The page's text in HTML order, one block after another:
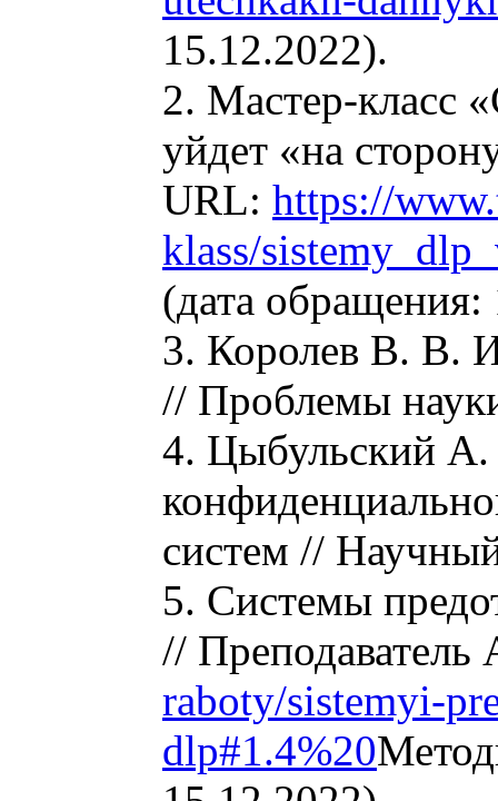
15.12.2022).
2. Мастер-класс
уйдет «на
URL: https://
klass/
(дата
3. Королев В. В.
// Проблемы
4. Цыбульский А.
систем //
5. Системы
//
raboty/sistemyi-
dlp#1.4%20